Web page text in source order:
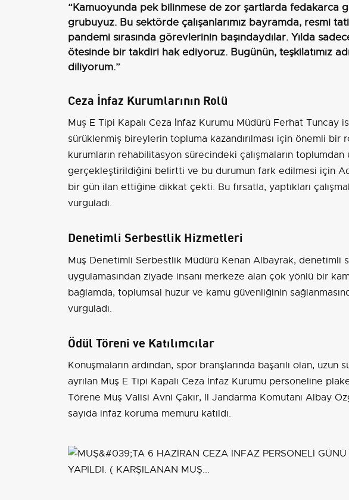
“Kamuoyunda pek bilinmese de zor şartlarda fedakarca
grubuyuz. Bu sektörde çalışanlarımız bayramda, resmi
pandemi sırasında görevlerinin başındaydılar. Yılda
ötesinde bir takdiri hak ediyoruz. Bugünün, teşkilatımız
diliyorum.”
Ceza İnfaz Kurumlarının Rolü
Muş E Tipi Kapalı Ceza İnfaz Kurumu Müdürü Ferhat Tuncay
sürüklenmiş bireylerin topluma kazandırılması için önemli bir
kurumların rehabilitasyon sürecindeki çalışmaların toplumdan
gerçekleştirildiğini belirtti ve bu durumun fark edilmesi için
bir gün ilan ettiğine dikkat çekti. Bu fırsatla, yaptıkları
vurguladı.
Denetimli Serbestlik Hizmetleri
Muş Denetimli Serbestlik Müdürü Kenan Albayrak, denetimli
uygulamasından ziyade insanı merkeze alan çok yönlü bir
bağlamda, toplumsal huzur ve kamu güvenliğinin
vurguladı.
Ödül Töreni ve Katılımcılar
Konuşmaların ardından, spor branşlarında başarılı olan,
ayrılan Muş E Tipi Kapalı Ceza İnfaz Kurumu personeline
Törene Muş Valisi Avni Çakır, İl Jandarma Komutanı Albay
sayıda infaz koruma memuru katıldı.